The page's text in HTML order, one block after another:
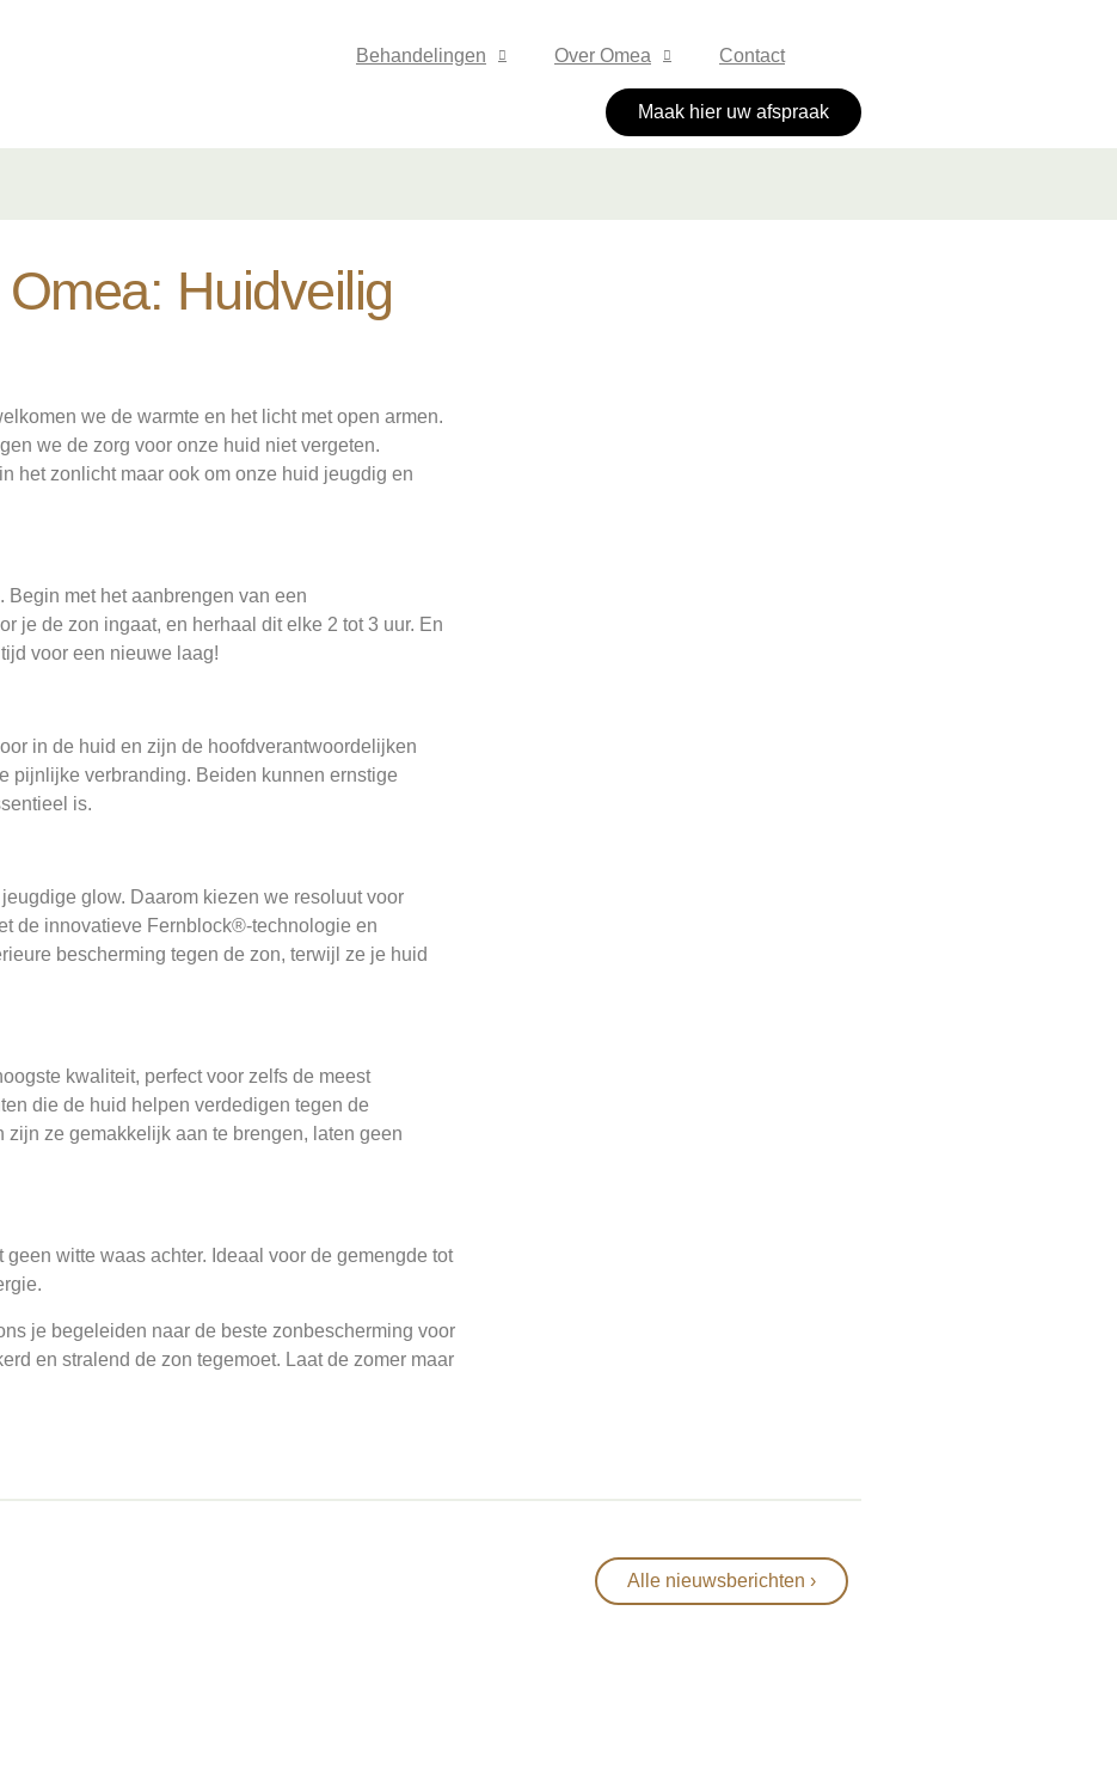
Behandelingen Over Omea Contact
Maak hier uw afspraak
Huidveilig
we de warmte en het licht met open armen.
we de zorg voor onze huid niet vergeten.
het zonlicht maar ook om onze huid jeugdig en
met het aanbrengen van een
je de zon ingaat, en herhaal dit elke 2 tot 3 uur. En
voor een nieuwe laag!
in de huid en zijn de hoofdverantwoordelijken
pijnlijke verbranding. Beiden kunnen ernstige
is.
glow. Daarom kiezen we resoluut voor
de innovatieve Fernblock®-technologie en
bescherming tegen de zon, terwijl ze je huid
kwaliteit, perfect voor zelfs de meest
die de huid helpen verdedigen tegen de
ze gemakkelijk aan te brengen, laten geen
witte waas achter. Ideaal voor de gemengde tot
je begeleiden naar de beste zonbescherming voor
en stralend de zon tegemoet. Laat de zomer maar
Alle nieuwsberichten ›